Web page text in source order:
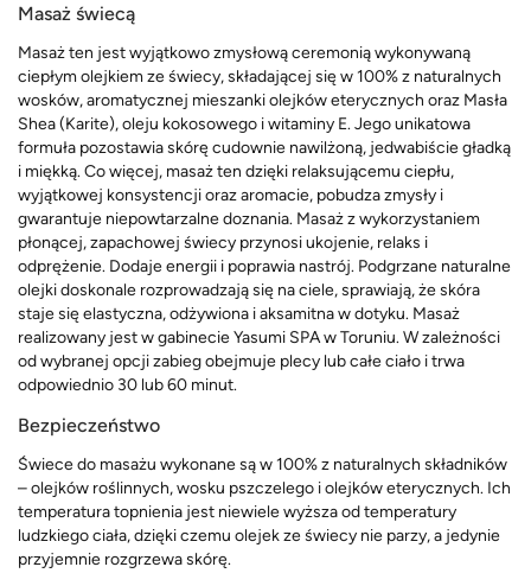
Masaż świecą
Masaż ten jest wyjątkowo zmysłową ceremonią wykonywaną
ciepłym olejkiem ze świecy, składającej się w 100% z naturalnych
wosków, aromatycznej mieszanki olejków eterycznych oraz Masła
Shea (Karite), oleju kokosowego i witaminy E. Jego unikatowa
formuła pozostawia skórę cudownie nawilżoną, jedwabiście gładką
i miękką. Co więcej, masaż ten dzięki relaksującemu ciepłu,
wyjątkowej konsystencji oraz aromacie, pobudza zmysły i
gwarantuje niepowtarzalne doznania. Masaż z wykorzystaniem
płonącej, zapachowej świecy przynosi ukojenie, relaks i
odprężenie. Dodaje energii i poprawia nastrój. Podgrzane naturalne
olejki doskonale rozprowadzają się na ciele, sprawiają, że skóra
staje się elastyczna, odżywiona i aksamitna w dotyku. Masaż
realizowany jest w gabinecie Yasumi SPA w Toruniu. W zależności
od wybranej opcji zabieg obejmuje plecy lub całe ciało i trwa
odpowiednio 30 lub 60 minut.
Bezpieczeństwo
Świece do masażu wykonane są w 100% z naturalnych składników
– olejków roślinnych, wosku pszczelego i olejków eterycznych. Ich
temperatura topnienia jest niewiele wyższa od temperatury
ludzkiego ciała, dzięki czemu olejek ze świecy nie parzy, a jedynie
przyjemnie rozgrzewa skórę.